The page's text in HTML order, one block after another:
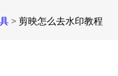
> 剪映怎么去水印教程